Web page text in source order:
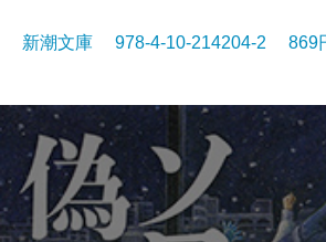
新潮文庫 978-4-10-214204-2